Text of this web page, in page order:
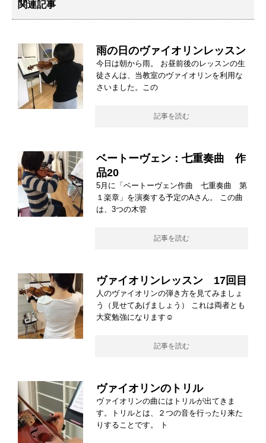
関連記事
雨の日のヴァイオリンレッスン
今日は朝から雨。 お昼前後のレッスンの生
徒さんは、当教室のヴァイオリンを利用な
さいました。この
記事を読む
ベートーヴェン：七重奏曲 作
品20
5月に「ベートーヴェン作曲 七重奏曲 第
１楽章」を演奏する予定のAさん。 この曲
は、3つの木管
記事を読む
ヴァイオリンレッスン 17回目
人のヴァイオリンの弾き方を見てみましょ
う（見せてあげましょう） これは両者とも
大変勉強になります☺
記事を読む
ヴァイオリンのトリル
ヴァイオリンの曲にはトリルが出てきま
す。トリルとは、２つの音を行ったり来た
りすることです。 ト